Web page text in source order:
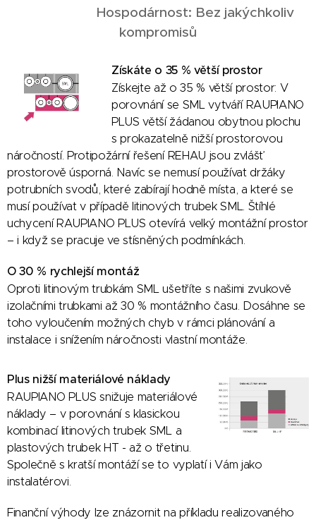
Hospodárnost: Bez jakýchkoliv
kompromisů
Získáte o 35 % větší prostor
Získejte až o 35 % větší prostor: V
porovnání se SML vytváří RAUPIANO
PLUS větší žádanou obytnou plochu
s prokazatelně nižší prostorovou
náročností. Protipožární řešení REHAU jsou zvlášť
prostorově úsporná. Navíc se nemusí používat držáky
potrubních svodů, které zabírají hodně místa, a které se
musí používat v případě litinových trubek SML. Štíhlé
uchycení RAUPIANO PLUS otevírá velký montážní prostor
– i když se pracuje ve stísněných podmínkách.
O 30 % rychlejší montáž
Oproti litinovým trubkám SML ušetříte s našimi zvukově
izolačními trubkami až 30 % montážního času. Dosáhne se
toho vyloučením možných chyb v rámci plánování a
instalace i snížením náročnosti vlastní montáže.
Plus nižší materiálové náklady
RAUPIANO PLUS snižuje materiálové
náklady – v porovnání s klasickou
kombinací litinových trubek SML a
plastových trubek HT - až o třetinu.
Společně s kratší montáží se to vyplatí i Vám jako
instalatérovi.
Finanční výhody lze znázornit na příkladu realizovaného